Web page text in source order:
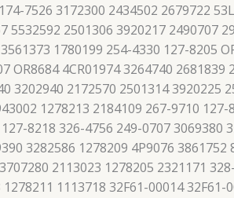
7526 3172300 2434502 2679722
5532592 2501306 3920217 2490707
1780199 254-4330 127-8205
4CR01974 3264740
3202940 2172570 2501314 3920225
1278213 2184109 267-9710
8218 326-4756 249-0707 3069380
3282586 1278209 4P9076
2113023 1278205 2321171
1113718 32F61-00014 32F61-